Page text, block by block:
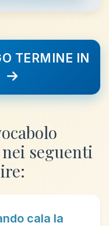
TERMINE IN
seguenti
cala la